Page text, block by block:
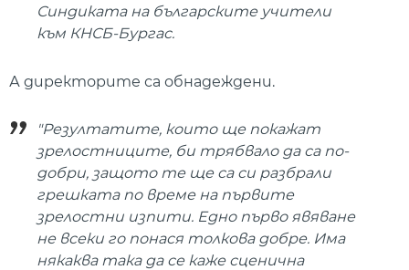
Синдиката на българските учители
към КНСБ-Бургас.
А директорите са обнадеждени.
"Резултатите, които ще покажат
зрелостниците, би трябвало да са по-
добри, защото те ще са си разбрали
грешката по време на първите
зрелостни изпити. Едно първо явяване
не всеки го понася толкова добре. Има
някаква така да се каже сценична